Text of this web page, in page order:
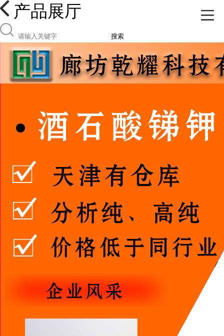
产品展厅
搜索